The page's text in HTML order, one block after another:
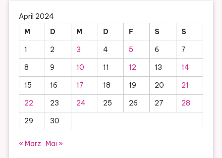
April 2024
M
D M D F S
S
1
2 3 4 5 6
7
8
9 10 11 12 13
14
15
16 17 18 19 20
21
22
23 24 25 26 27
28
29
30
« März Mai »